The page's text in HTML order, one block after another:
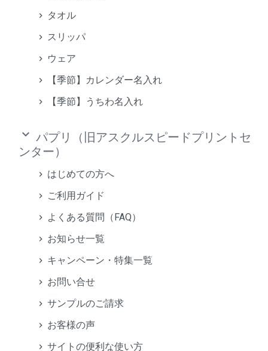
タオル
スリッパ
ウェア
【季節】カレンダー名入れ
【季節】うちわ名入れ
keyboard_arrow_down パプリ（旧アスクルスピードプリントセ
ンター）
はじめての方へ
ご利用ガイド
よくある質問（FAQ）
お知らせ一覧
キャンペーン・特集一覧
お問い合せ
サンプルのご請求
お客様の声
サイトの便利な使い方